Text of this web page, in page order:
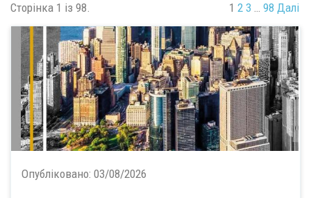
Сторінка 1 із 98. 1 2 3 … 98 Далі
Опубліковано: 03/08/2026